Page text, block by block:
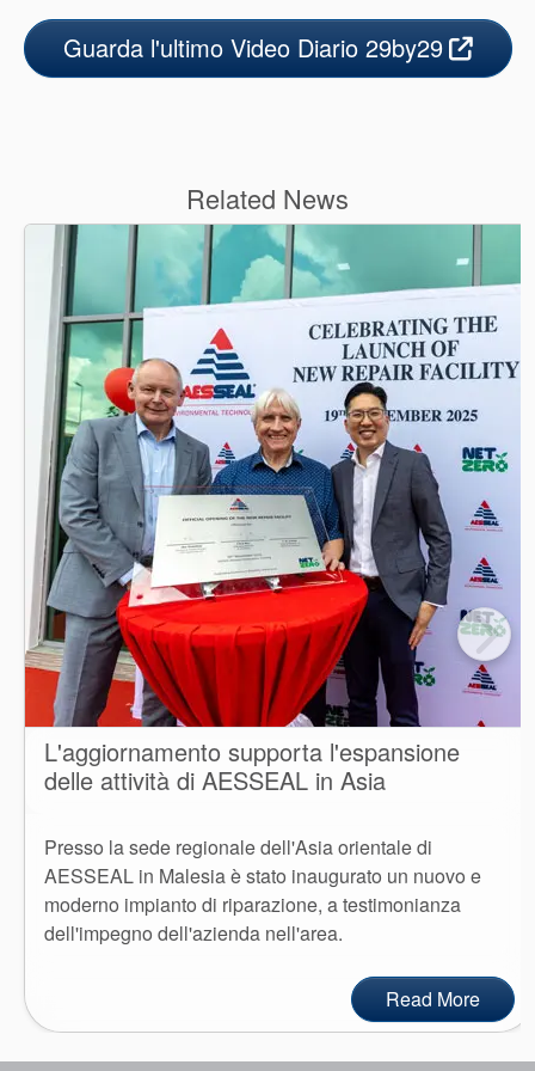
Guarda l'ultimo Video Diario 29by29
Related News
L'aggiornamento supporta l'espansione
delle attività di AESSEAL in Asia
Presso la sede regionale dell'Asia orientale di
AESSEAL in Malesia è stato inaugurato un nuovo e
moderno impianto di riparazione, a testimonianza
dell'impegno dell'azienda nell'area.
Read More